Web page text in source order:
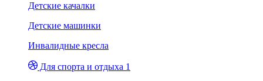
Детские качалки
Детские машинки
Инвалидные кресла
Для спорта и отдыха 1